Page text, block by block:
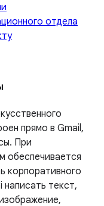
отдела
прямо в Gmail,
При
обеспечивается
корпоративного
текст,